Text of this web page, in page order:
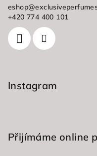
eshop@
+420 774 400 101
Instagram
Přijímáme online